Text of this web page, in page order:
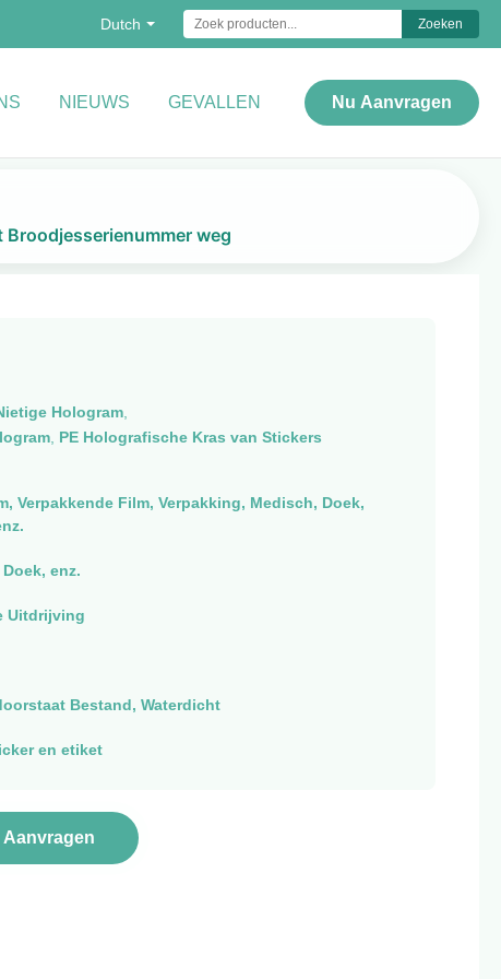
Dutch Zoeken
NIEUWS GEVALLEN Nu Aanvragen
weg
Hologram,
, PE Holografische Kras van Stickers
Verpakkende Film, Verpakking, Medisch, Doek,
enz.
Uitdrijving
Bestand, Waterdicht
en etiket
Aanvragen